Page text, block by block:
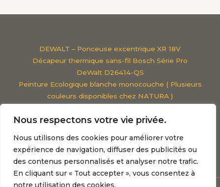
Nous respectons votre vie privée.
Nous utilisons des cookies pour améliorer votre
expérience de navigation, diffuser des publicités ou
des contenus personnalisés et analyser notre trafic.
En cliquant sur « Tout accepter », vous consentez à
notre utilisation des cookies.
DEWALT – Ponceuse excentrique XR 18V
Décapeur thermique sans-fil Bosch Série Pro
DeWalt D26414-QS
Peinture Ecologique blanche monocouche ( Plusieurs
couleurs disponibles chez NATURA )
Pistolet à peinture parkside
Mentions légales
Les meilleures marques de peintures : Le guide